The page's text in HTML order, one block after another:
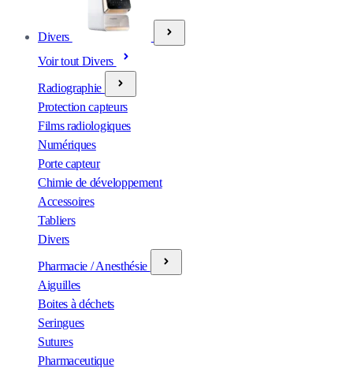
Divers
Voir tout Divers
Radiographie
Protection capteurs
Films radiologiques
Numériques
Porte capteur
Chimie de développement
Accessoires
Tabliers
Divers
Pharmacie / Anesthésie
Aiguilles
Boites à déchets
Seringues
Sutures
Pharmaceutique